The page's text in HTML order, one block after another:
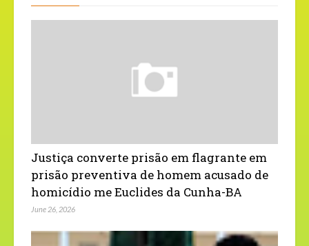
Justiça converte prisão em flagrante em
prisão preventiva de homem acusado de
homicídio me Euclides da Cunha-BA
June 26, 2026